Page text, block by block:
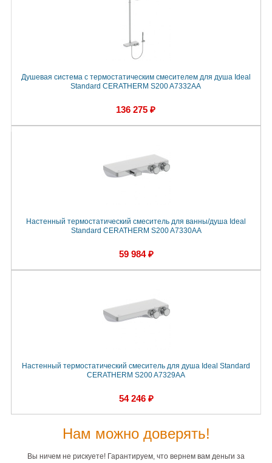
Душевая система с термостатическим смесителем для душа Ideal
Standard CERATHERM S200 A7332AA
136 275 ₽
Настенный термостатический смеситель для ванны/душа Ideal
Standard CERATHERM S200 A7330AA
59 984 ₽
Настенный термостатический смеситель для душа Ideal Standard
CERATHERM S200 A7329AA
54 246 ₽
Нам можно доверять!
Вы ничем не рискуете! Гарантируем, что вернем вам деньги за